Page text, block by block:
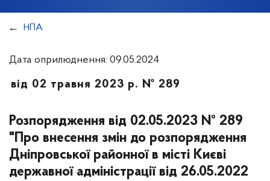
НПА
Дата оприлюднення: 09.05.2024
від 02 травня 2023 р. № 289
Розпорядження від 02.05.2023 № 289
"Про внесення змін до розпорядження
Дніпровської районної в місті Києві
державної адміністрації від 26.05.2022